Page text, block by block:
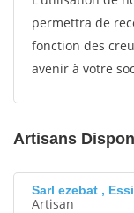
permettra de
fonction des
avenir à votre
Artisans
Sarl ezebat ,
Artisan